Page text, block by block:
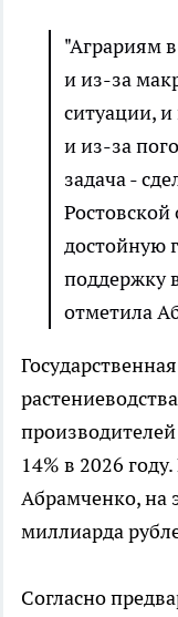
"Аграриям
и из-за
ситуации,
и из-за
задача -
достойную
поддержку
отметила
производителей
14% в 2026
Абрамченко, на
миллиарда
Согласно